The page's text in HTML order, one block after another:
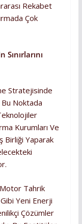
Rekabet
Çok
Stratejisinde
Noktada
Kurumları Ve
Birliği Yaparak
Tahrik
Yeni Enerji
Çözümler